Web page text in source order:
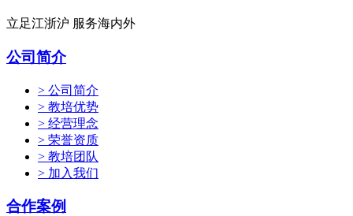
立足江浙沪 服务海内外
公司简介
> 公司简介
> 教培优势
> 经营理念
> 荣誉资质
> 教培团队
> 加入我们
合作案例